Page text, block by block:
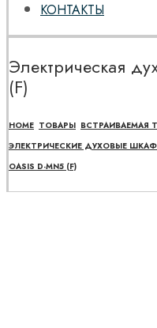
КОНТАКТЫ
Электрическая
(F)
HOME ТОВАРЫ ВСТРАИВАЕМАЯ
ЭЛЕКТРИЧЕСКИЕ ДУХОВЫЕ
OASIS D-MN5 (F)